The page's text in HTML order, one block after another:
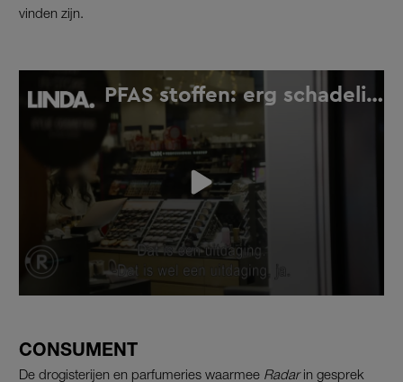
vinden zijn.
CONSUMENT
De drogisterijen en parfumeries waarmee Radarin gesprek